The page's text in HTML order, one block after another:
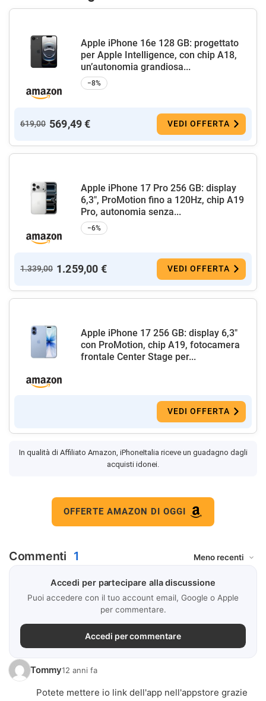
Apple iPhone 16e 128 GB: progettato
per Apple Intelligence, con chip A18,
un’autonomia grandiosa...
−8%
619,00 569,49 € VEDI OFFERTA
Apple iPhone 17 Pro 256 GB: display
6,3", ProMotion fino a 120Hz, chip A19
Pro, autonomia senza...
−6%
1.339,00 1.259,00 € VEDI OFFERTA
Apple iPhone 17 256 GB: display 6,3"
con ProMotion, chip A19, fotocamera
frontale Center Stage per...
VEDI OFFERTA
In qualità di Affiliato Amazon, iPhoneItalia riceve un guadagno dagli
acquisti idonei.
OFFERTE AMAZON DI OGGI
Commenti 1
Accedi per partecipare alla discussione
Puoi accedere con il tuo account email, Google o Apple
per commentare.
Accedi per commentare
Tommy12 anni fa
Potete mettere io link dell'app nell'appstore grazie